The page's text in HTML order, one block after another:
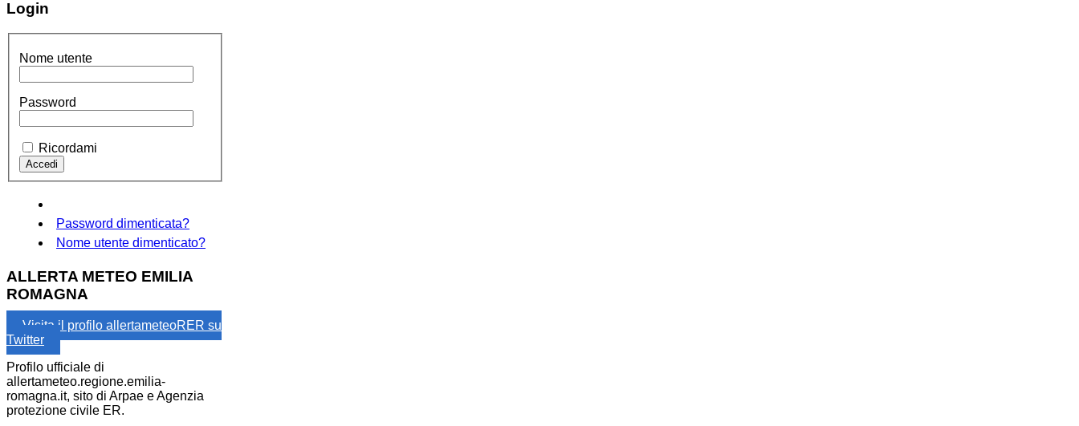
Login
Nome utente
Password
Ricordami
Password dimenticata?
Nome utente dimenticato?
ALLERTA METEO EMILIA
ROMAGNA
Visita il profilo allertameteoRER su
Twitter
Profilo ufficiale di
allertameteo.regione.emilia-
romagna.it, sito di Arpae e Agenzia
protezione civile ER.